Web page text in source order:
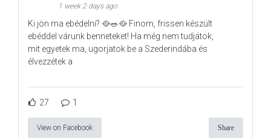
1 week 2 days ago
Ki jön ma ebédelni? 🥘🥗🥘 Finom, frissen készült
ebéddel várunk benneteket! Ha még nem tudjátok,
mit egyetek ma, ugorjatok be a Szederindába és
élvezzétek a
27 1
View on Facebook Share